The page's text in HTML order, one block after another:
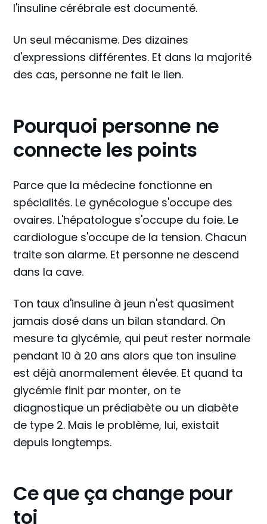
l'insuline cérébrale est documenté.
Un seul mécanisme. Des dizaines
d'expressions différentes. Et dans la majorité
des cas, personne ne fait le lien.
Pourquoi personne ne
connecte les points
Parce que la médecine fonctionne en
spécialités. Le gynécologue s'occupe des
ovaires. L'hépatologue s'occupe du foie. Le
cardiologue s'occupe de la tension. Chacun
traite son alarme. Et personne ne descend
dans la cave.
Ton taux d'insuline à jeun n'est quasiment
jamais dosé dans un bilan standard. On
mesure ta glycémie, qui peut rester normale
pendant 10 à 20 ans alors que ton insuline
est déjà anormalement élevée. Et quand ta
glycémie finit par monter, on te
diagnostique un prédiabète ou un diabète
de type 2. Mais le problème, lui, existait
depuis longtemps.
Ce que ça change pour
toi